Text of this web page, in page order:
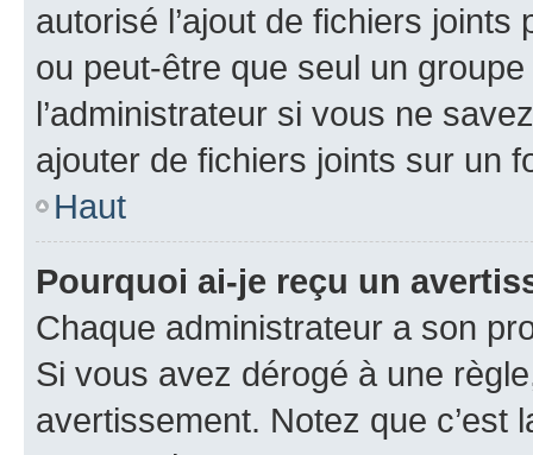
autorisé l’ajout de fichiers
ou peut-être que seul un
l’administrateur si vous ne
ajouter de fichiers joints sur un
Haut
Pourquoi ai-je reçu un
Chaque administrateur a son
Si vous avez dérogé à une
avertissement. Notez que c’est